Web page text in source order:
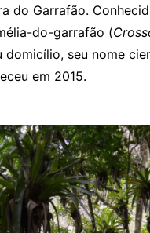
do Garrafão.
do-garrafão (
domicílio, seu nome
em 2015.